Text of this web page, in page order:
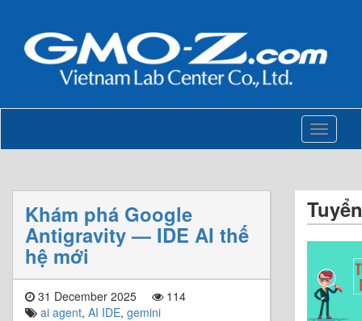
Toggle
Khám phá Google
Antigravity — IDE AI thế
hệ mới
31 December 2025
114
ai agent, AI IDE, gemini